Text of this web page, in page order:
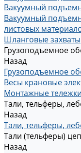
Вакуумный
Вакуумный
листовых
Шланговые захваты
Грузоподъемное
Назад
Грузоподъемное
Весы крановые
Монтажные
Тали, тельферы,
Назад
Тали, тельферы,
Тали (тельферы)
Назад